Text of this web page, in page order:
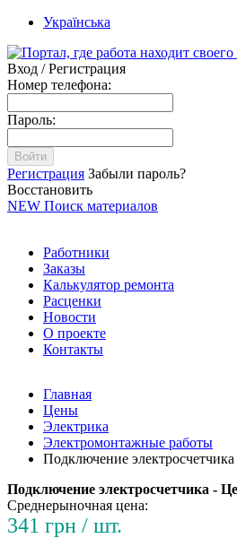
Українська
Вход / Регистрация
Номер телефона:
Пароль:
Войти
Регистрация Забыли пароль?
Восстановить
NEW Поиск материалов
Работники
Заказы
Калькулятор ремонта
Расценки
Новости
О проекте
Контакты
Главная
Цены
Электрика
Электромонтажные работы
Подключение электросчетчика
Подключение электросчетчика -
Среднерыночная цена:
341 грн / шт.